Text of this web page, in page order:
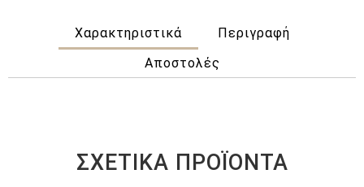
Χαρακτηριστικά
Περιγραφή
Αποστολές
ΣΧΕΤΙΚΆ ΠΡΟΪΌΝΤΑ